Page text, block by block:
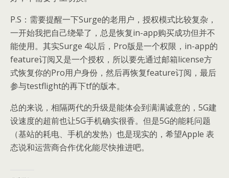
P.S：需要提醒一下Surge的老用户，授权模式比较复杂，
一开始我把自己绕晕了，总是恢复in-app购买成功但并不
能使用。其实Surge 4以后，Pro版是一个权限，in-app的
feature订阅又是一个授权，所以要先通过邮箱license方
式恢复你的Pro用户身份，然后再恢复feature订阅，最后
参与testflight的再下tf的版本。
总的来说，相隔两代的升级是能体会到满满诚意的，5G建
设速度的超前也让5G手机确实很香。但是5G的能耗问题
（基站的耗电、手机的发热）也是现实的，希望Apple 表
态说和运营商合作优化能尽快推进吧。